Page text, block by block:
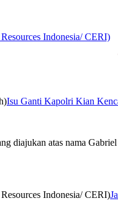
Isu Ganti Kapolri Kian